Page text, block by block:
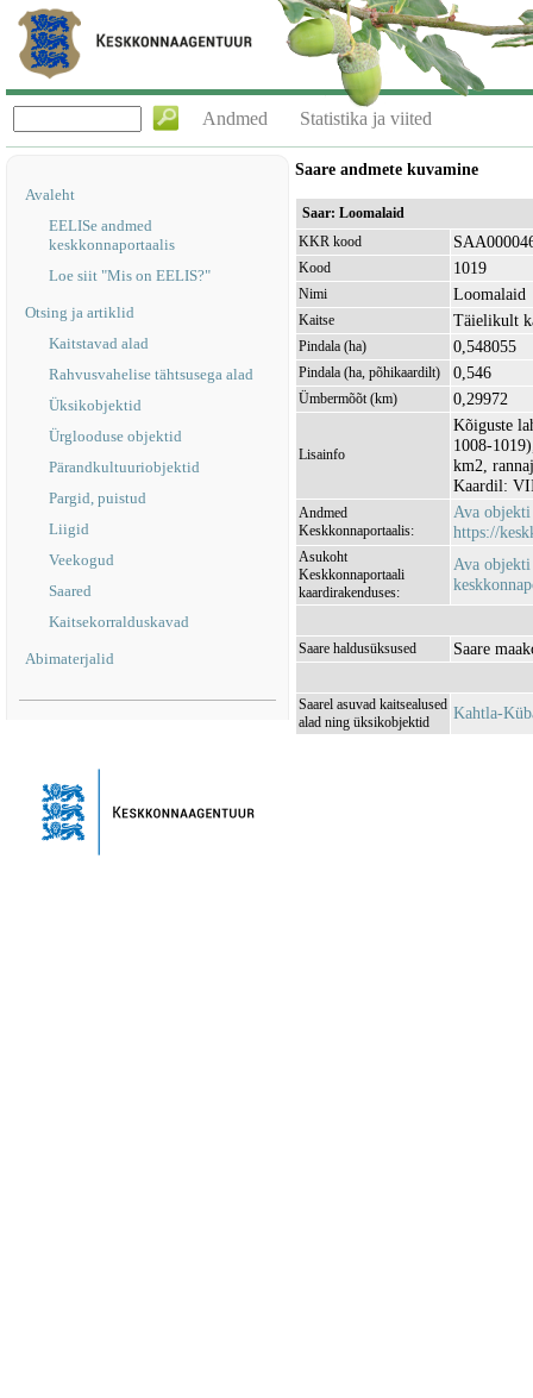
Andmed Statistika ja viited
Avaleht
EELISe andmed
keskkonnaportaalis
Loe siit "Mis on EELIS?"
Otsing ja artiklid
Kaitstavad alad
Rahvusvahelise tähtsusega alad
Üksikobjektid
Ürglooduse objektid
Pärandkultuuriobjektid
Pargid, puistud
Liigid
Veekogud
Saared
Kaitsekorralduskavad
Abimaterjalid
Saare andmete kuvamine
Saar: Loomalaid
KKR kood
Kood 1019
Nimi Loomalaid
Kaitse Täielikult
Pindala (ha) 0,548055
Pindala (ha, põhikaardilt) 0,546
Ümbermõõt (km) 0,29972
Lisainfo
Kõiguste
1008-
km2,
Kaardil:
Andmed
Keskkonnaportaalis:
Ava objekti
https://
Asukoht
Keskkonnaportaali
kaardirakenduses:
Ava objekti
Saare haldusüksused Saare
Saarel asuvad kaitsealused
alad ning üksikobjektid
Kahtla-